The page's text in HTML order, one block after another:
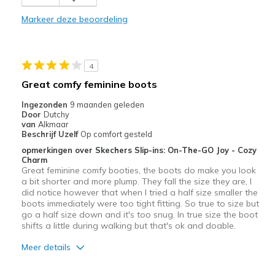
Comfortable
Beste toepassingen
Going Out
Width
Feels true to width
Sizing
Feels true to size
View On Shoes
Shoes are for Wearing
Markeer deze beoordeling
4
Great comfy feminine boots
Ingezonden 9 maanden geleden
Door Dutchy
van Alkmaar
Beschrijf Uzelf Op comfort gesteld
opmerkingen over Skechers Slip-ins: On-The-GO Joy - Cozy
Charm
Great feminine comfy booties, the boots do make you look
a bit shorter and more plump. They fall the size they are, I
did notice however that when I tried a half size smaller the
boots immediately were too tight fitting. So true to size but
go a half size down and it's too snug. In true size the boot
shifts a little during walking but that's ok and doable.
Meer details